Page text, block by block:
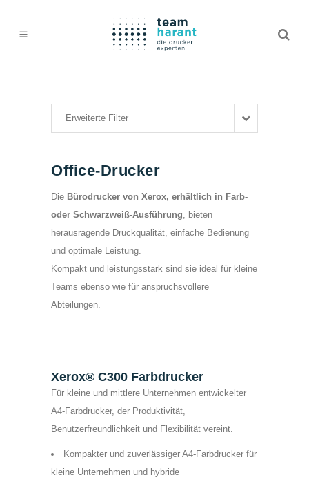
Erweiterte Filter
Office-Drucker
Die Bürodrucker von Xerox, erhältlich in Farb-
oder Schwarzweiß-Ausführung, bieten
herausragende Druckqualität, einfache Bedienung
und optimale Leistung.
Kompakt und leistungsstark sind sie ideal für kleine
Teams ebenso wie für anspruchsvollere
Abteilungen.
Xerox® C300 Farbdrucker
Für kleine und mittlere Unternehmen entwickelter
A4-Farbdrucker, der Produktivität,
Benutzerfreundlichkeit und Flexibilität vereint.
Kompakter und zuverlässiger A4-Farbdrucker für
kleine Unternehmen und hybride